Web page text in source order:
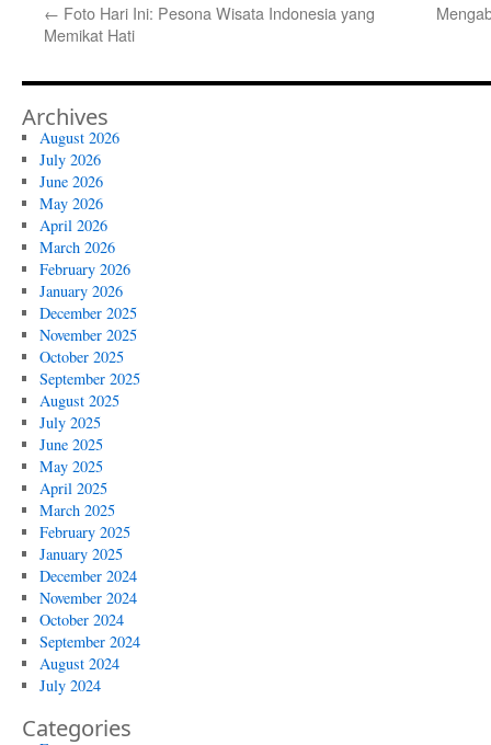
← Foto Hari Ini: Pesona Wisata Indonesia yang
Memikat Hati
Archives
August 2026
July 2026
June 2026
May 2026
April 2026
March 2026
February 2026
January 2026
December 2025
November 2025
October 2025
September 2025
August 2025
July 2025
June 2025
May 2025
April 2025
March 2025
February 2025
January 2025
December 2024
November 2024
October 2024
September 2024
August 2024
July 2024
Categories